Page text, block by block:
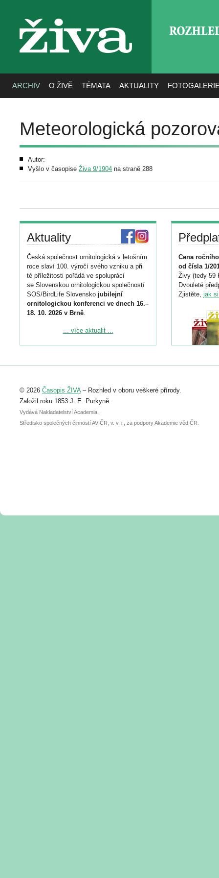
živa
ARCHIV O ŽIVĚ TÉMATA AKTUALITY
Meteorologická
Autor:
Vyšlo v časopise Živa 9/1904 na straně 288
Aktuality
Česká společnost ornitologická v letošním
roce slaví 100. výročí svého vzniku a při
té příležitosti pořádá ve spolupráci
se Slovenskou ornitologickou společností
SOS/BirdLife Slovensko jubilejní
ornitologickou konferenci ve dnech 16.–
18. 10. 2026 v Brně.
Podrobnější informace ke konferenci
Registrovat se můžete do 6. září.
abstraktu přihlášené přednášky nebo
posteru je už 30. června.
... více aktualit ...
Cena
od čísla 1/
Živy (tedy 59
Dvouleté
Zjistěte, jak
© 2026 Časopis ŽIVA– Rozhled v oboru veškeré přírody.
Založil roku 1853 J. E. Purkyně.
Vydává Nakladatelství Academia,
Středisko společných činností AV ČR, v. v. i., za podpory Akademie věd ČR.